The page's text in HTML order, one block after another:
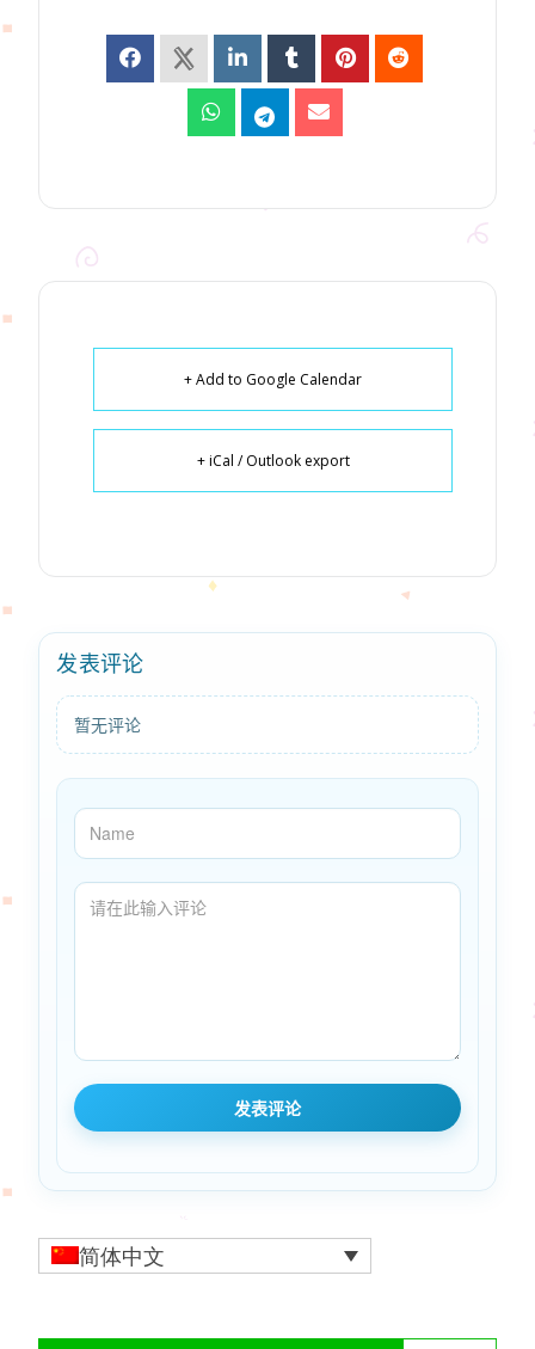
+ Add to Google Calendar
+ iCal / Outlook export
发表评论
暂无评论
简体中文